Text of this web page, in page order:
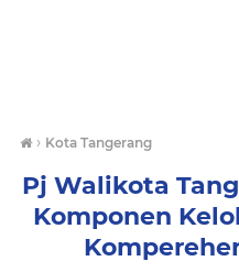
› Kota Tangerang
Pj Walikota
Komponen